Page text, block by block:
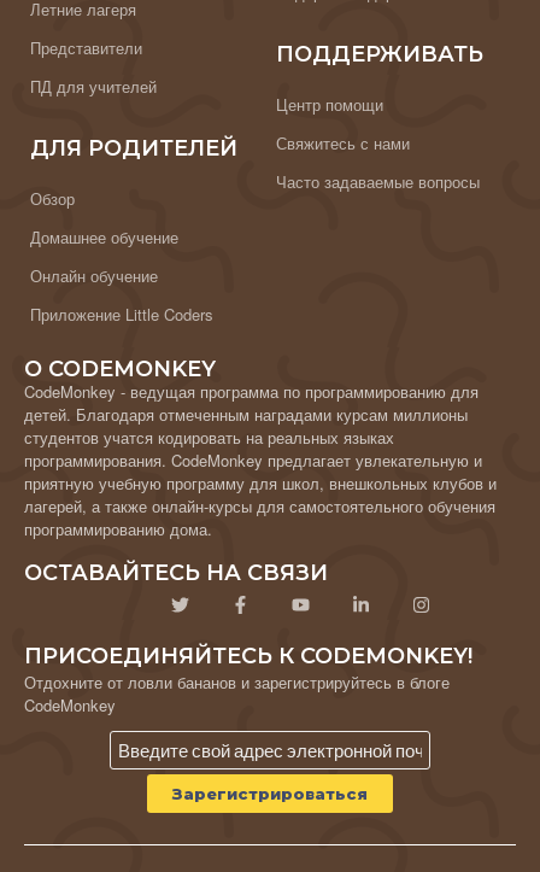
Летние лагеря
Представители
ПД для учителей
ДЛЯ РОДИТЕЛЕЙ
Обзор
Домашнее обучение
Онлайн обучение
Приложение Little Coders
ПОДДЕРЖИВАТЬ
Центр помощи
Свяжитесь с нами
Часто задаваемые вопросы
О CODEMONKEY
CodeMonkey - ведущая программа по программированию для
детей. Благодаря отмеченным наградами курсам миллионы
студентов учатся кодировать на реальных языках
программирования. CodeMonkey предлагает увлекательную и
приятную учебную программу для школ, внешкольных клубов и
лагерей, а также онлайн-курсы для самостоятельного обучения
программированию дома.
ОСТАВАЙТЕСЬ НА СВЯЗИ
ПРИСОЕДИНЯЙТЕСЬ К CODEMONKEY!
Отдохните от ловли бананов и зарегистрируйтесь в блоге
CodeMonkey